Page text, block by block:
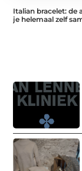
Italian bracelet: de
je helemaal zelf